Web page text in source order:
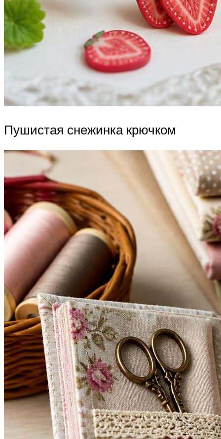
Пушистая снежинка крючком